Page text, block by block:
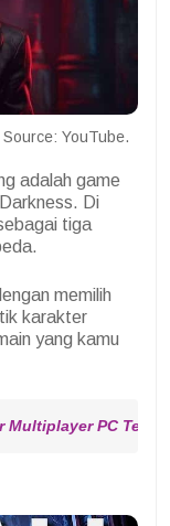
YouTube.
adalah game
Di
tiga
memilih
karakter
yang kamu
Multiplayer PC